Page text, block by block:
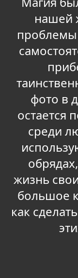
нашей
фото в
остается
среди
жизнь
большое
как